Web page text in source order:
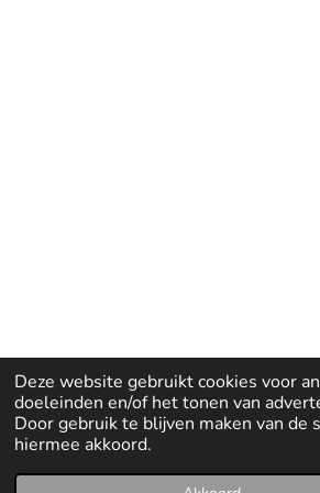
Deze website gebruikt cookies voor
doeleinden en/of het tonen van
Door gebruik te blijven maken van de
hiermee akkoord.